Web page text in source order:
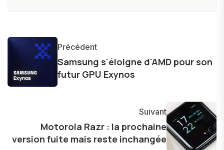
et bien d'autres gadgets technologiques. Armé
d'une curiosité insatiable, j'aime dévoiler les
dernières tendances et innovations, partageant
avec enthousiasme mes découvertes avec la
l'exploration constante des frontières de la
technologie me permet de présenter aux
lecteurs un aperçu captivant de ce que le futur
Précédent
Samsung s'éloigne d'AMD pour son
futur GPU Exynos
Suivant
Motorola Razr : la prochaine
version fuite mais reste inchangée